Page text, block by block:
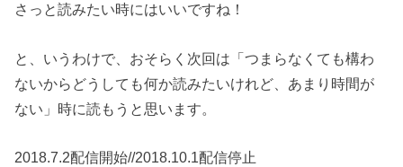
さっと読みたい時にはいいですね！
と、いうわけで、おそらく次回は「つまらなくても構わ
ないからどうしても何か読みたいけれど、あまり時間が
ない」時に読もうと思います。
2018.7.2配信開始//2018.10.1配信停止